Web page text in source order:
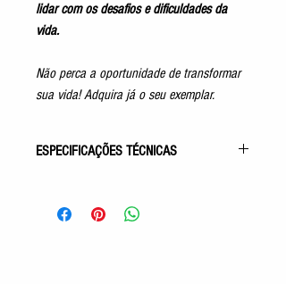
lidar com os desafios e dificuldades da
vida.
Não perca a oportunidade de transformar
sua vida! Adquira já o seu exemplar.
ESPECIFICAÇÕES TÉCNICAS
Acabamento: Capa Comum
Autor: Divaldo P. Franco